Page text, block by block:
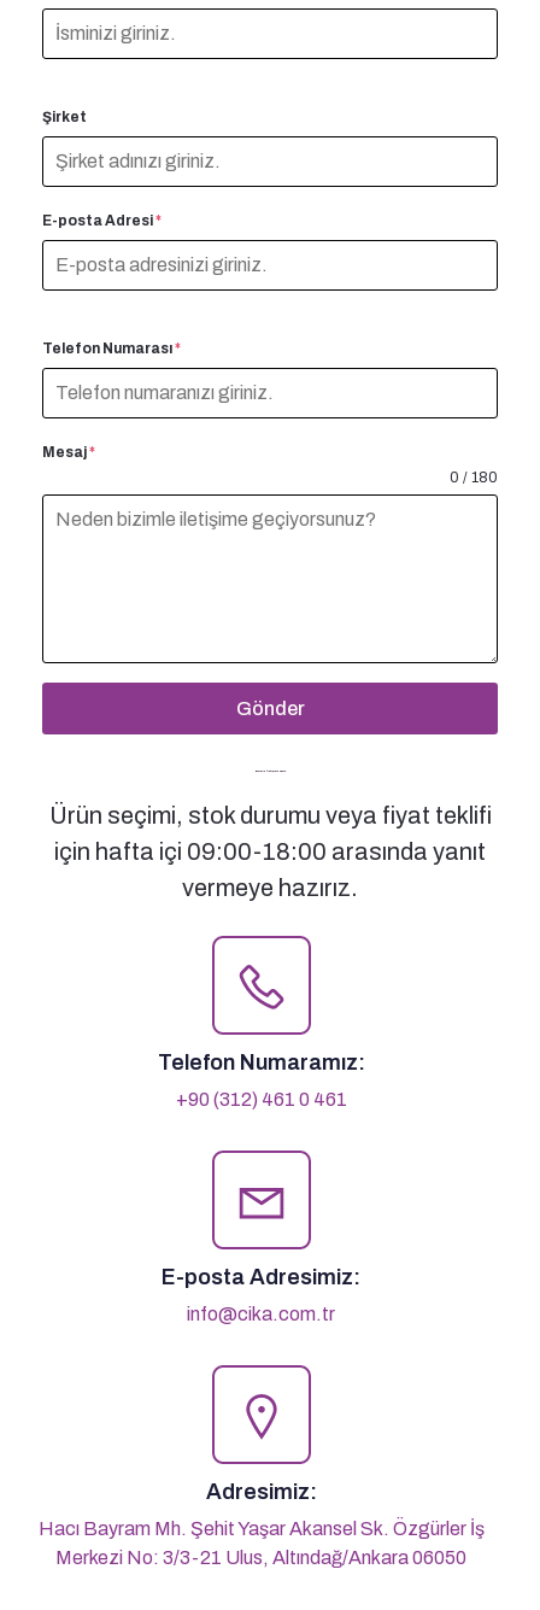
Şirket
E-posta Adresi*
Telefon Numarası*
Mesaj*
0 / 180
Gönder
Bizimle İletişime Geçin
Ürün seçimi, stok durumu veya fiyat teklifi
için hafta içi 09:00-18:00 arasında yanıt
vermeye hazırız.
Telefon Numaramız:
+90 (312) 461 0 461
E-posta Adresimiz:
info@cika.com.tr
Adresimiz:
Hacı Bayram Mh. Şehit Yaşar Akansel Sk. Özgürler İş
Merkezi No: 3/3-21 Ulus, Altındağ/Ankara 06050